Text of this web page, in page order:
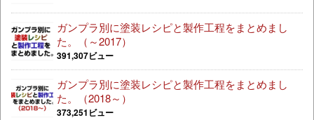
ガンプラ別に塗装レシピと製作工程をまとめまし
た。（～2017）
391,307ビュー
ガンプラ別に塗装レシピと製作工程をまとめまし
た。（2018～）
373,251ビュー